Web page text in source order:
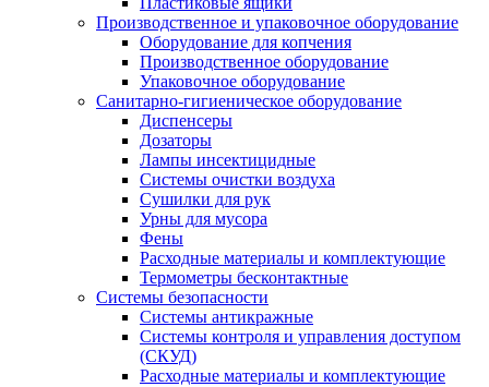
Производственное и упаковочное оборудование
Оборудование для копчения
Производственное оборудование
Упаковочное оборудование
Санитарно-гигиеническое оборудование
Диспенсеры
Дозаторы
Лампы инсектицидные
Системы очистки воздуха
Сушилки для рук
Урны для мусора
Фены
Расходные материалы и комплектующие
Термометры бесконтактные
Системы безопасности
Системы антикражные
Системы контроля и управления доступом
(СКУД)
Расходные материалы и комплектующие